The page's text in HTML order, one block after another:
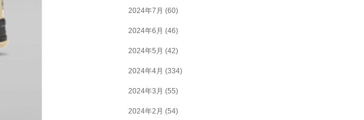
2024年7月 (60)
2024年6月 (46)
2024年5月 (42)
2024年4月 (334)
2024年3月 (55)
2024年2月 (54)